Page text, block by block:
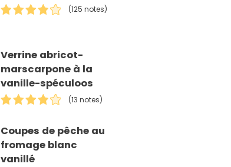
(125 notes)
Verrine abricot-
marscarpone à la
vanille-spéculoos
(13 notes)
Coupes de pêche au
fromage blanc
vanillé